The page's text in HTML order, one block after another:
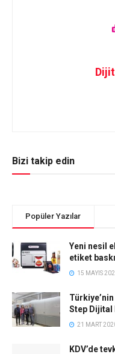
Bizi takip edin
Popüler Yazılar
Yeni nesil
etiket
15 MAYIS
Step Dijital
21 MART
KDV’de